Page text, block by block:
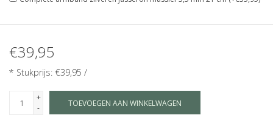
€39,95
* Stukprijs: €39,95 /
+
-
TOEVOEGEN AAN WINKELWAGEN